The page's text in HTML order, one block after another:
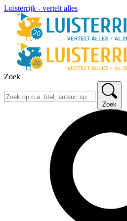
Luisterrijk - vertelt alles
Zoek
Zoek